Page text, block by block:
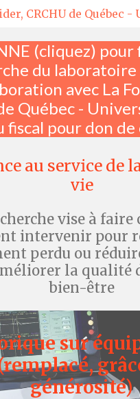
(cliquez) pour
du
avec La
Québec -
fiscal pour don
au service de
vie
vise à faire
intervenir pour
perdu ou
la qualité
bien-être
sur
générosité)